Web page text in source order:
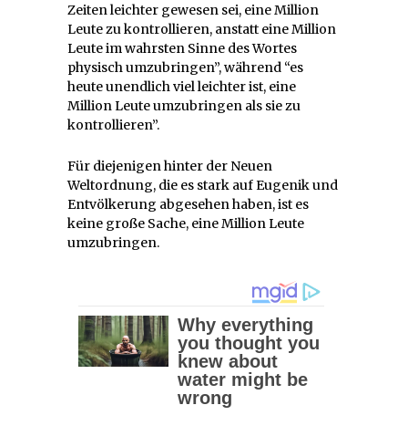
Zeiten leichter gewesen sei, eine Million
Leute zu kontrollieren, anstatt eine Million
Leute im wahrsten Sinne des Wortes
physisch umzubringen”, während “es
heute unendlich viel leichter ist, eine
Million Leute umzubringen als sie zu
kontrollieren”.
Für diejenigen hinter der Neuen
Weltordnung, die es stark auf Eugenik und
Entvölkerung abgesehen haben, ist es
keine große Sache, eine Million Leute
umzubringen.